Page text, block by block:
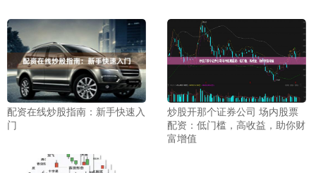
配资在线炒股指南：新手快速入
门
炒股开那个证券公司 场内股票
配资：低门槛，高收益，助你财
富增值